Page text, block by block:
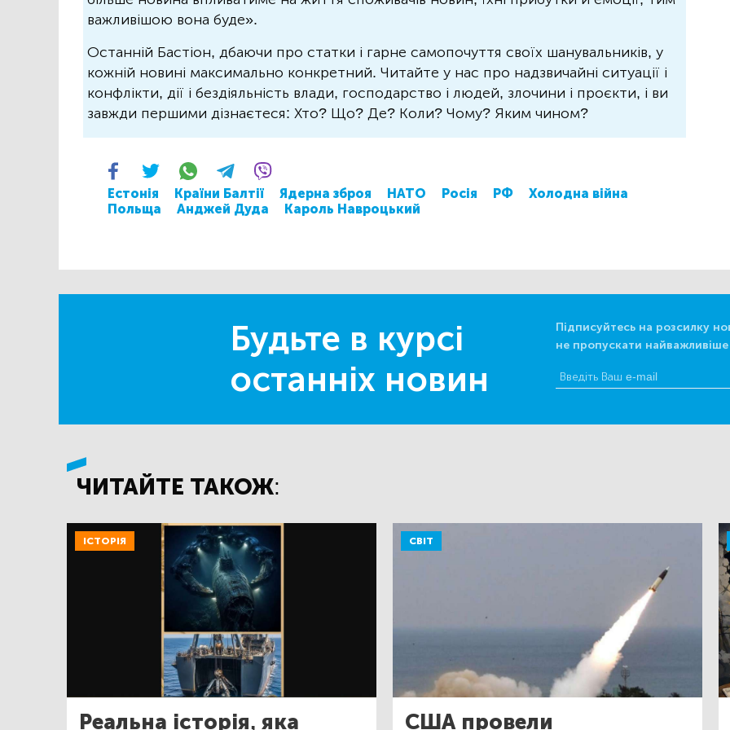
важливішою вона буде».
Останній Бастіон, дбаючи про статки і гарне самопочуття своїх шанувальників, у
кожній новині максимально конкретний. Читайте у нас про надзвичайні ситуації і
конфлікти, дії і бездіяльність влади, господарство і людей, злочини і проєкти, і ви
завжди першими дізнаєтеся: Хто? Що? Де? Коли? Чому? Яким чином?
Естонія Країни Балтії Ядерна зброя НАТО Росія РФ
Холодна війна
Польща
Анджей Дуда Кароль Навроцький
Будьте в курсі
останніх новин
Підписуйтесь на розсилку
не пропускати найважливіше
ЧИТАЙТЕ ТАКОЖ:
ІСТОРІЯ
Реальна історія, яка
СВІТ
США провели